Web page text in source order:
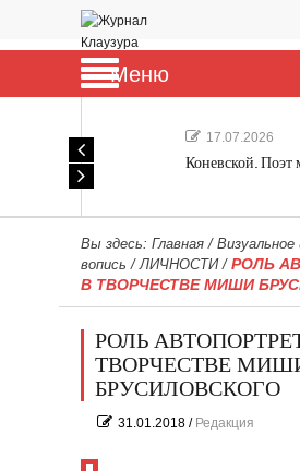
Меню
17.07.2026
Коневской. Поэт
Вы здесь: Главная /
вопись /ЛИЧНОСТИ/ РОЛЬ
В ТВОРЧЕСТВЕ МИШИ
РОЛЬ
ТВОРЧЕСТВЕ
БРУСИЛОВСКОГО
31.01.2018 / Редакция